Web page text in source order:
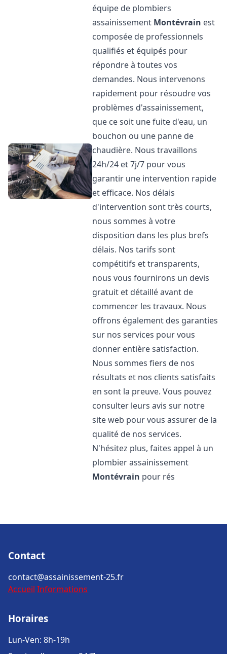
équipe de plombiers
assainissement Montévrain est
composée de professionnels
qualifiés et équipés pour
répondre à toutes vos
demandes. Nous intervenons
rapidement pour résoudre vos
problèmes d'assainissement,
que ce soit une fuite d'eau, un
bouchon ou une panne de
chaudière. Nous travaillons
24h/24 et 7j/7 pour vous
garantir une intervention rapide
et efficace. Nos délais
d'intervention sont très courts,
nous sommes à votre
disposition dans les plus brefs
délais. Nos tarifs sont
compétitifs et transparents,
nous vous fournirons un devis
gratuit et détaillé avant de
commencer les travaux. Nous
offrons également des garanties
sur nos services pour vous
donner entière satisfaction.
Nous sommes fiers de nos
résultats et nos clients satisfaits
en sont la preuve. Vous pouvez
consulter leurs avis sur notre
site web pour vous assurer de la
qualité de nos services.
N'hésitez plus, faites appel à un
plombier assainissement
Montévrain pour rés
Contact
contact@assainissement-25.fr
Accueil Informations
Horaires
Lun-Ven: 8h-19h